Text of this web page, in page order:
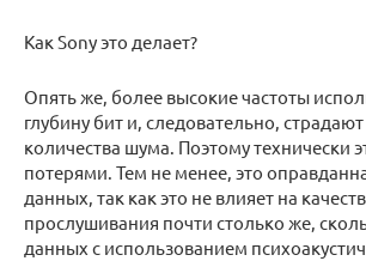
Как Sony это делает?
Опять же, более высокие частоты
глубину бит и, следовательно,
количества шума. Поэтому технически
потерями. Тем не менее, это
данных, так как это не влияет на
прослушивания почти столько же,
данных с использованием